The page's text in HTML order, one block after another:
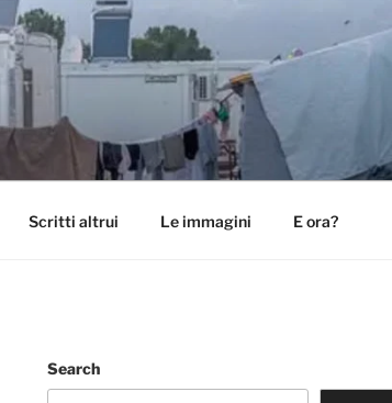
Scritti altrui Le immagini E ora?
Search